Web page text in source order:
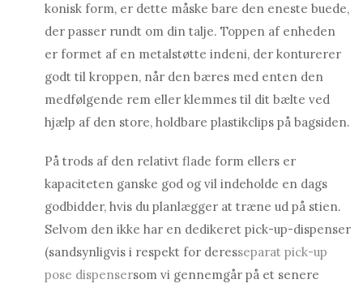
konisk form, er dette måske bare den eneste buede,
der passer rundt om din talje. Toppen af ​​enheden
er formet af en metalstøtte indeni, der konturerer
godt til kroppen, når den bæres med enten den
medfølgende rem eller klemmes til dit bælte ved
hjælp af den store, holdbare plastikclips på bagsiden.
På trods af den relativt flade form ellers er
kapaciteten ganske god og vil indeholde en dags
godbidder, hvis du planlægger at træne ud på stien.
Selvom den ikke har en dedikeret pick-up-dispenser
(sandsynligvis i respekt for deresseparat pick-up
pose dispensersom vi gennemgår på et senere